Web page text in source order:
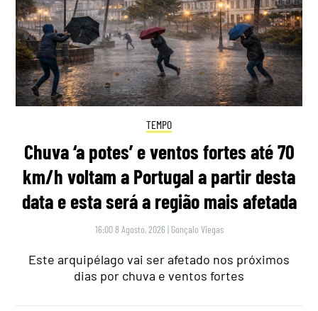
TEMPO
Chuva ‘a potes’ e ventos fortes até 70
km/h voltam a Portugal a partir desta
data e esta será a região mais afetada
16:00 8 Agosto, 2026 | Gonçalo Viegas
Este arquipélago vai ser afetado nos próximos
dias por chuva e ventos fortes